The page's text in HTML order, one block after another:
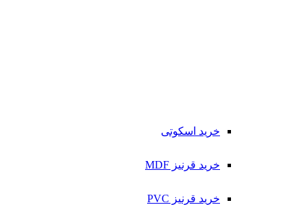
خرید اسکوتی
خرید قرنیز MDF
خرید قرنیز PVC